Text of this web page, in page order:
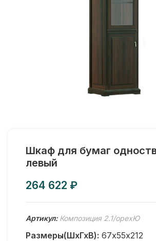
Шкаф для бумаг
левый
₽
Артикул: Композиция 2.1/орехЮ
Размеры(ШхГхВ): 67х55х212